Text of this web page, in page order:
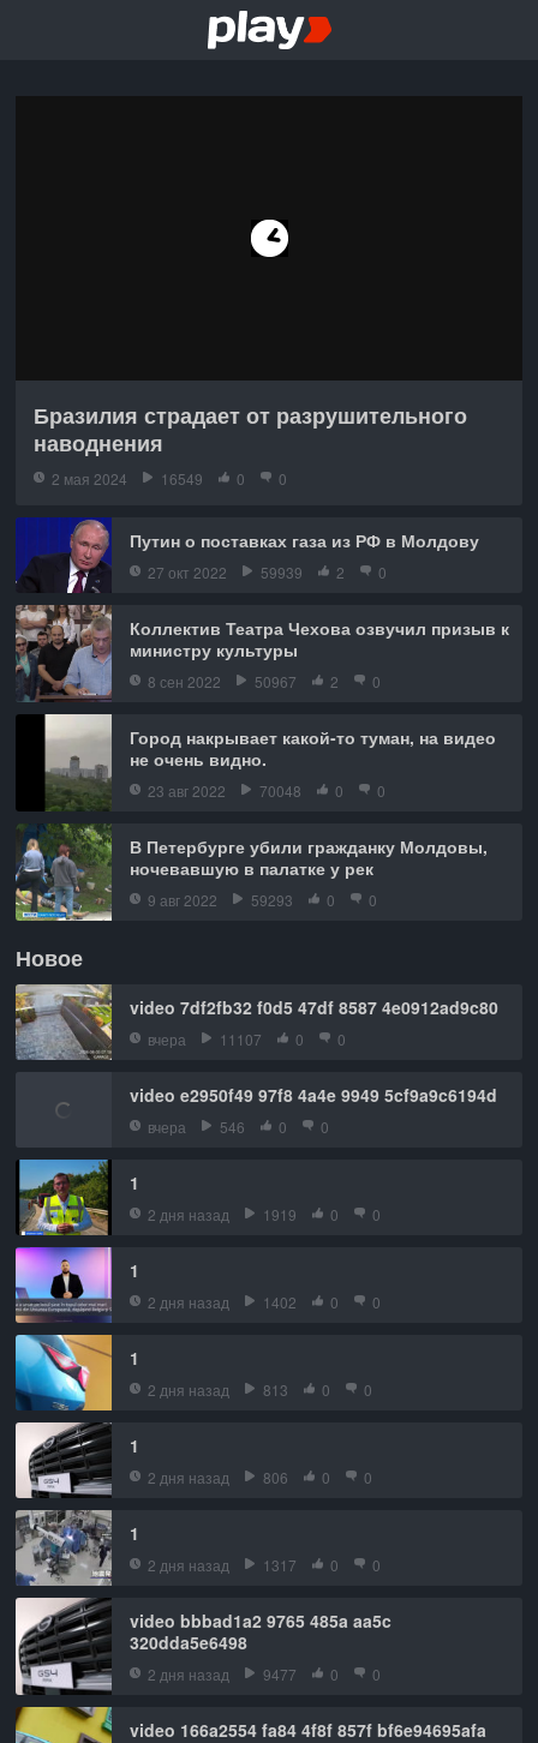
Бразилия страдает от разрушительного
наводнения
2 мая 2024 16549 0 0
Путин о поставках газа из РФ в Молдову
27 окт 2022 59939 2 0
Коллектив Театра Чехова озвучил призыв к
министру культуры
8 сен 2022 50967 2 0
Город накрывает какой-то туман, на видео
не очень видно.
23 авг 2022 70048 0 0
В Петербурге убили гражданку Молдовы,
ночевавшую в палатке у рек
9 авг 2022 59293 0 0
Новое
video 7df2fb32 f0d5 47df 8587 4e0912ad9c80
вчера 11107 0 0
video e2950f49 97f8 4a4e 9949 5cf9a9c6194d
вчера 546 0 0
1
2 дня назад 1919 0 0
1
2 дня назад 1402 0 0
1
2 дня назад 813 0 0
1
2 дня назад 806 0 0
1
2 дня назад 1317 0 0
video bbbad1a2 9765 485a aa5c
320dda5e6498
2 дня назад 9477 0 0
video 166a2554 fa84 4f8f 857f bf6e94695afa